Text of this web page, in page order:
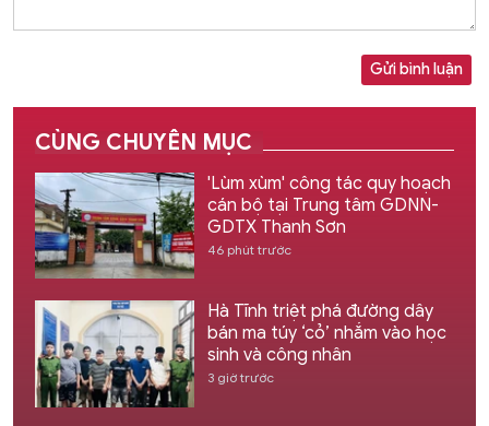
Gửi bình luận
CÙNG CHUYÊN MỤC
'Lùm xùm' công tác quy hoạch
cán bộ tại Trung tâm GDNN-
GDTX Thanh Sơn
46 phút trước
Hà Tĩnh triệt phá đường dây
bán ma túy ‘cỏ’ nhắm vào học
sinh và công nhân
3 giờ trước